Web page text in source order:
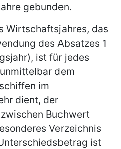
gebunden.
Wirtschaftsjahres, das
des Absatzes 1
ist für jedes
dem
im
dient, der
Buchwert
Verzeichnis
ist